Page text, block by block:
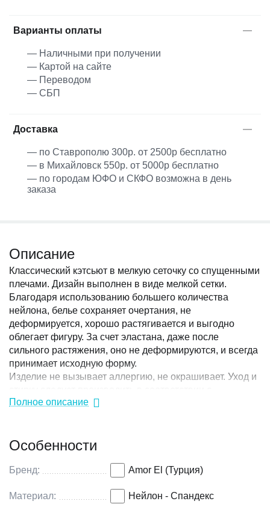
Варианты оплаты
— Наличными при получении
— Картой на сайте
— Переводом
— СБП
Доставка
— по Ставрополю 300р. от 2500р бесплатно
— в Михайловск 550р. от 5000р бесплатно
— по городам ЮФО и СКФО возможна в день
заказа
Описание
Классический кэтсьют в мелкую сеточку со спущенными
плечами. Дизайн выполнен в виде мелкой сетки.
Благодаря использованию большего количества
нейлона, белье сохраняет очертания, не
деформируется, хорошо растягивается и выгодно
облегает фигуру. За счет эластана, даже после
сильного растяжения, оно не деформируются, и всегда
принимает исходную форму.
Изделие не вызывает аллергию, не окрашивает. Уход и
инструкцией завода-изготовителя на упаковке.
Цвет: черный
Материал: 94% нейлон, 6% спандекс
Полное описание
Особенности
Бренд: Amor El (Турция)
Материал: Нейлон - Спандекс